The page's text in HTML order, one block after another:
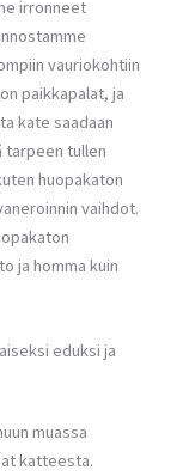
irronneet
vauriokohtiin
paikkapalat, ja
kate saadaan
tullen
huopakaton
vaihdot.
ja homma kuin
eduksi ja
muassa
katteesta.